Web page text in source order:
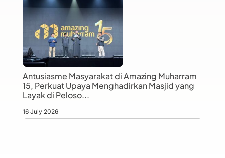
Antusiasme Masyarakat di Amazing Muharram
15, Perkuat Upaya Menghadirkan Masjid yang
Layak di Peloso...
16 July 2026